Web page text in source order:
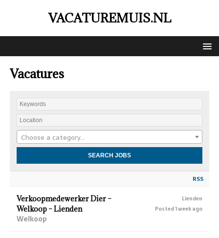
VACATUREMUIS.NL
Vacatures
Choose a category…
RSS
Verkoopmedewerker Dier –
Welkoop – Lienden
Welkoop
Lienden
Posted 1 week ago